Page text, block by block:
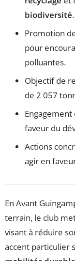
biodiversité.
Promotion
pour
polluantes.
Objectif de
de 2 057
Engagement
faveur du
Actions
agir en
En Avant
terrain, le club
visant à réduire
accent particulier